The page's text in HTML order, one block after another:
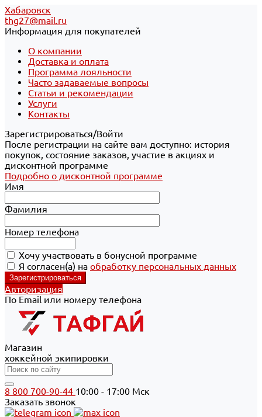
Хабаровск
thg27@mail.ru
Информация для покупателей
О компании
Доставка и оплата
Программа лояльности
Часто задаваемые вопросы
Статьи и рекомендации
Услуги
Контакты
Зарегистрироваться/Войти
После регистрации на сайте вам доступно: история
покупок, состояние заказов, участие в акциях и
дисконтной программе
Подробно о дисконтной программе
Имя
Фамилия
Номер телефона
Хочу участвовать в бонусной программе
Я согласен(а) на обработку персональных данных
Авторизация
По Email или номеру телефона
Магазин
хоккейной экипировки
8 800 700-90-44 10:00 - 17:00 Мск
Заказать звонок